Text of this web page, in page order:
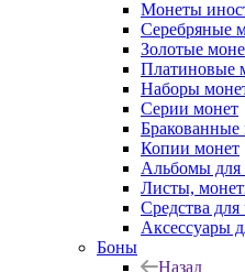
Монеты
Серебряные
Золотые
Платиновые
Наборы
Серии монет
Копии монет
Альбомы для
Листы,
Средства
Аксессуары
Боны
Назад